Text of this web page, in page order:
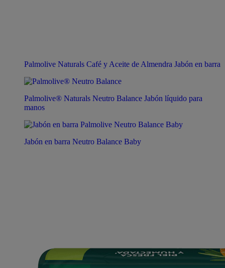
Palmolive Naturals Café y Aceite de Almendra Jabón en barra
Palmolive® Naturals Neutro Balance Jabón líquido para
manos
Jabón en barra Neutro Balance Baby